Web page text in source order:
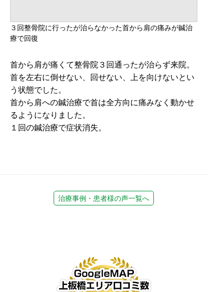
３回整骨院に行ったが治らなかった首から肩の痛みが鍼治
療で回復
首から肩が痛くて整骨院３回通ったが治らず来院。
首を左右に倒せない、回せない、上を向けないとい
う状態でした。
首から肩への鍼治療で首は全方向に痛みなく動かせ
るようになりました。
１回の鍼治療で症状消失。
治療事例・患者様の声一覧へ